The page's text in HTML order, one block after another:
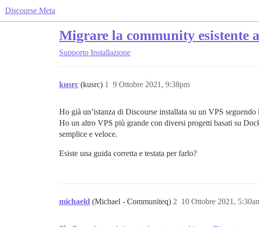
Discourse Meta
Migrare la community esistente
Supporto Installazione
kusrc (kusrc) 9 Ottobre 2021, 9:38pm
1
Ho già un’istanza di Discourse installata su un VPS
Ho un altro VPS più grande con diversi progetti basati su
semplice e veloce.
Esiste una guida corretta e testata per farlo?
michaeld (Michael - Communiteq) 10 Ottobre 2021,
2